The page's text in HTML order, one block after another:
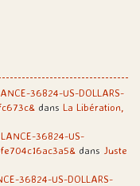
36824-US-DOLLARS-
dans La Libération,
36824-US-
dans Juste
36824-US-DOLLARS-